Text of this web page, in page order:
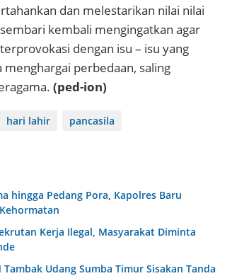
dan melestarikan nilai nilai
kembali mengingatkan agar
dengan isu – isu yang
perbedaan, saling
(ped-ion)
hari lahir
pancasila
hingga Pedang Pora, Kapolres Baru
Kerja Ilegal, Masyarakat Diminta
Udang Sumba Timur Sisakan Tanda